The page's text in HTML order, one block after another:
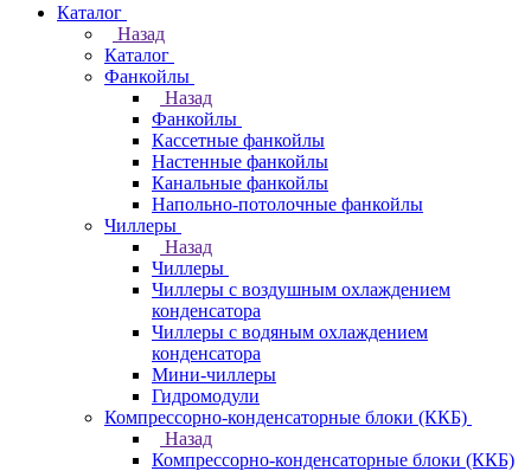
Каталог
Назад
Каталог
Фанкойлы
Назад
Фанкойлы
Кассетные фанкойлы
Настенные фанкойлы
Канальные фанкойлы
Напольно-потолочные фанкойлы
Чиллеры
Назад
Чиллеры
Чиллеры с воздушным охлаждением
конденсатора
Чиллеры с водяным охлаждением
конденсатора
Мини-чиллеры
Гидромодули
Компрессорно-конденсаторные блоки (ККБ)
Назад
Компрессорно-конденсаторные блоки (ККБ)